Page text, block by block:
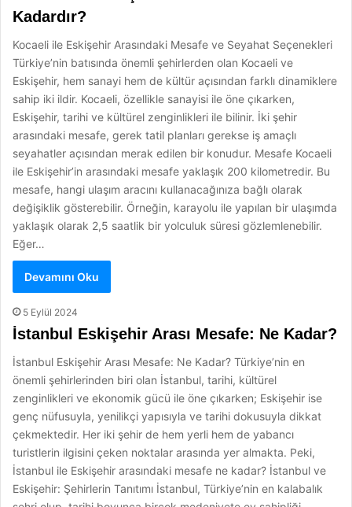
Kadardır?
Kocaeli ile Eskişehir Arasındaki Mesafe ve Seyahat Seçenekleri
Türkiye’nin batısında önemli şehirlerden olan Kocaeli ve
Eskişehir, hem sanayi hem de kültür açısından farklı dinamiklere
sahip iki ildir. Kocaeli, özellikle sanayisi ile öne çıkarken,
Eskişehir, tarihi ve kültürel zenginlikleri ile bilinir. İki şehir
arasındaki mesafe, gerek tatil planları gerekse iş amaçlı
seyahatler açısından merak edilen bir konudur. Mesafe Kocaeli
ile Eskişehir’in arasındaki mesafe yaklaşık 200 kilometredir. Bu
mesafe, hangi ulaşım aracını kullanacağınıza bağlı olarak
değişiklik gösterebilir. Örneğin, karayolu ile yapılan bir ulaşımda
yaklaşık olarak 2,5 saatlik bir yolculuk süresi gözlemlenebilir.
Eğer…
Devamını Oku
5 Eylül 2024
İstanbul Eskişehir Arası Mesafe: Ne Kadar?
İstanbul Eskişehir Arası Mesafe: Ne Kadar? Türkiye’nin en
önemli şehirlerinden biri olan İstanbul, tarihi, kültürel
zenginlikleri ve ekonomik gücü ile öne çıkarken; Eskişehir ise
genç nüfusuyla, yenilikçi yapısıyla ve tarihi dokusuyla dikkat
çekmektedir. Her iki şehir de hem yerli hem de yabancı
turistlerin ilgisini çeken noktalar arasında yer almakta. Peki,
İstanbul ile Eskişehir arasındaki mesafe ne kadar? İstanbul ve
Eskişehir: Şehirlerin Tanıtımı İstanbul, Türkiye’nin en kalabalık